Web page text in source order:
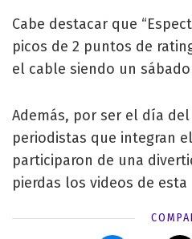
Cabe destacar que
picos de 2 puntos de
el cable siendo un
Además, por ser el día
periodistas que integran
participaron de una
pierdas los videos de esta